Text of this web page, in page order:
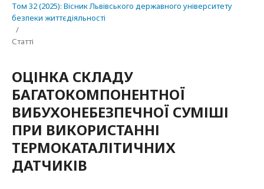
Том 32 (2025): Вісник Львівського державного університету
безпеки життєдіяльності
/
Статті
ОЦІНКА СКЛАДУ
БАГАТОКОМПОНЕНТНОЇ
ВИБУХОНЕБЕЗПЕЧНОЇ СУМІШІ
ПРИ ВИКОРИСТАННІ
ТЕРМОКАТАЛІТИЧНИХ
ДАТЧИКІВ